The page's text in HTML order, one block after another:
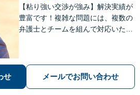
【粘り強い交渉が強み】解決実績が
豊富です！複雑な問題には、複数の
弁護士とチームを組んで対応いたし
気軽にご相談ください。
せ メールでお問い合わせ